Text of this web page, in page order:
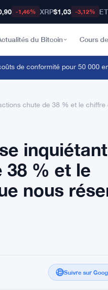
-1,46% XRP$1,03 -3,12%
du Bitcoin Cours
conformité pour 50 000
chute de 38 % et le chiffre
38 % et le
nous
Suivre sur